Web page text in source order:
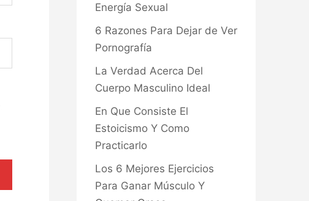
Energía Sexual
6 Razones Para Dejar de Ver
Pornografía
La Verdad Acerca Del
Cuerpo Masculino Ideal
En Que Consiste El
Estoicismo Y Como
Practicarlo
Los 6 Mejores Ejercicios
Para Ganar Músculo Y